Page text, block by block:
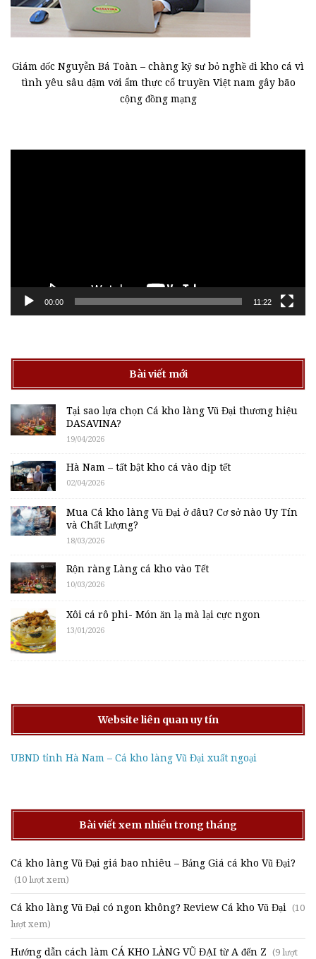
Giám đốc Nguyễn Bá Toàn – chàng kỹ sư bỏ nghề đi kho cá vì
tình yêu sâu đậm với ẩm thực cổ truyền Việt nam gây bão
cộng đồng mạng
00:00 11:22
Bài viết mới
Tại sao lựa chọn Cá kho làng Vũ Đại thương hiệu
DASAVINA?
19/04/2026
Hà Nam – tất bật kho cá vào dịp tết
02/04/2026
Mua Cá kho làng Vũ Đại ở đâu? Cơ sở nào Uy Tín
và Chất Lượng?
18/03/2026
Rộn ràng Làng cá kho vào Tết
10/03/2026
Xôi cá rô phi- Món ăn lạ mà lại cực ngon
13/01/2026
Website liên quan uy tín
UBND tỉnh Hà Nam – Cá kho làng Vũ Đại xuất ngoại
Bài viết xem nhiều trong tháng
Cá kho làng Vũ Đại giá bao nhiêu – Bảng Giá cá kho Vũ Đại?
(10 lượt xem)
Cá kho làng Vũ Đại có ngon không? Review Cá kho Vũ Đại (10
lượt xem)
Hướng dẫn cách làm CÁ KHO LÀNG VŨ ĐẠI từ A đến Z (9 lượt